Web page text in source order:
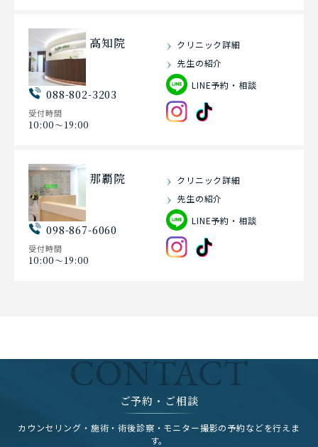
高知院
088-802-3203
受付時間
10:00〜19:00
クリニック詳細
先生の紹介
LINE予約・相談
那覇院
098-867-6060
受付時間
10:00〜19:00
クリニック詳細
先生の紹介
LINE予約・相談
CONTACT
ご予約・ご相談
カウンセリング・施術・術後診察・モニター撮影の予約などを行えま
す。